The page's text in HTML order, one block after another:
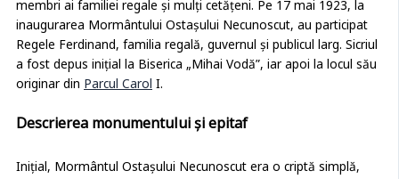
membri ai familiei regale și mulți cetățeni. Pe 17 mai 1923, la
inaugurarea Mormântului Ostașului Necunoscut, au participat
Regele Ferdinand, familia regală, guvernul și publicul larg. Sicriul
a fost depus inițial la Biserica „Mihai Vodă”, iar apoi la locul său
originar din Parcul Carol I.
Descrierea monumentului și epitaf
Inițial, Mormântul Ostașului Necunoscut era o criptă simplă,